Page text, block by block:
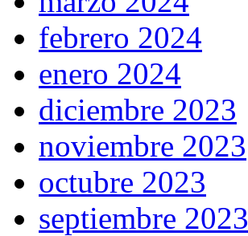
febrero 2024
enero 2024
diciembre 2023
noviembre 2023
octubre 2023
septiembre 2023